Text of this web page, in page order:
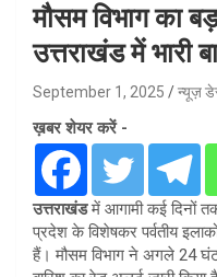
मौसम विभाग का
उत्तराखंड में भारी
September 1, 2025 न्यूज़
ख़बर शेयर करें -
उत्तराखंडमें आगामी कई दिनों
प्रदेश के विशेषकर पर्वतीय
हैं। मौसम विभाग ने अगले 24